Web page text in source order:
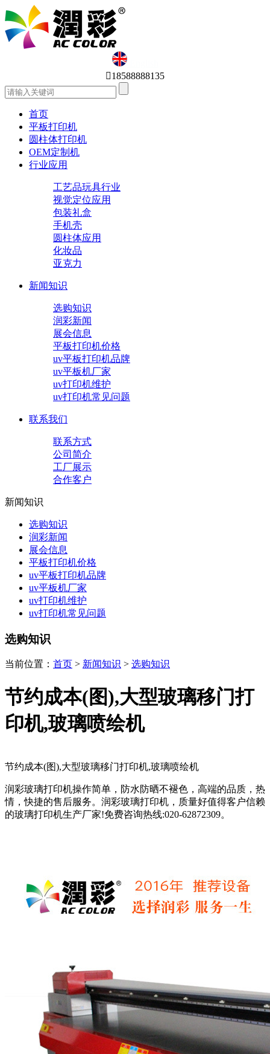
English
18588888135
首页
平板打印机
圆柱体打印机
OEM定制机
行业应用
工艺品玩具行业
视觉定位应用
包装礼盒
手机壳
圆柱体应用
化妆品
亚克力
新闻知识
选购知识
润彩新闻
展会信息
平板打印机价格
uv平板打印机品牌
uv平板机厂家
uv打印机维护
uv打印机常见问题
联系我们
联系方式
公司简介
工厂展示
合作客户
新闻知识
选购知识
润彩新闻
展会信息
平板打印机价格
uv平板打印机品牌
uv平板机厂家
uv打印机维护
uv打印机常见问题
选购知识
当前位置： 首页 > 新闻知识 > 选购知识
节约成本(图),大型玻璃移门打
印机,玻璃喷绘机
节约成本(图),大型玻璃移门打印机,玻璃喷绘机
润彩玻璃打印机操作简单，防水防晒不褪色，高端的品质，热
情，快捷的售后服务。润彩玻璃打印机，质量好值得客户信赖
的玻璃打印机生产厂家!免费咨询热线:020-62872309。